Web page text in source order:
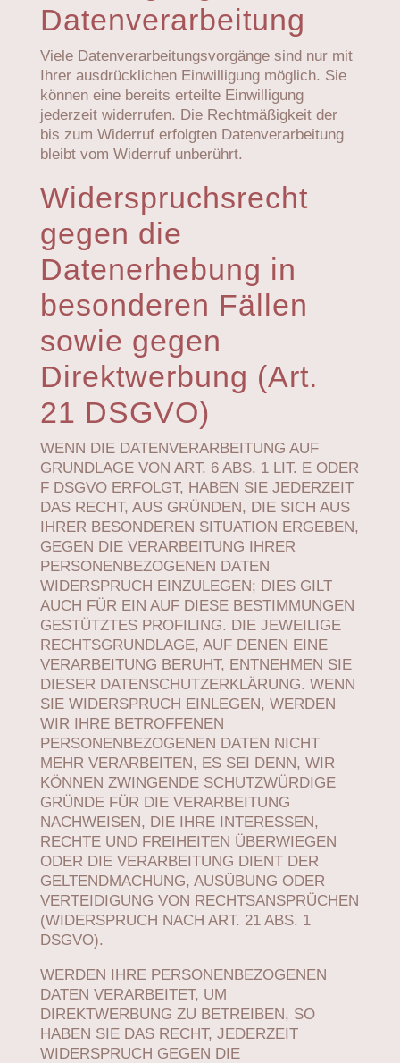
Datenverarbeitung
Viele Datenverarbeitungsvorgänge sind nur mit
Ihrer ausdrücklichen Einwilligung möglich. Sie
können eine bereits erteilte Einwilligung
jederzeit widerrufen. Die Rechtmäßigkeit der
bis zum Widerruf erfolgten Datenverarbeitung
bleibt vom Widerruf unberührt.
Widerspruchsrecht
gegen die
Datenerhebung in
besonderen Fällen
sowie gegen
Direktwerbung (Art.
21 DSGVO)
WENN DIE DATENVERARBEITUNG AUF
GRUNDLAGE VON ART. 6 ABS. 1 LIT. E ODER
F DSGVO ERFOLGT, HABEN SIE JEDERZEIT
DAS RECHT, AUS GRÜNDEN, DIE SICH AUS
IHRER BESONDEREN SITUATION ERGEBEN,
GEGEN DIE VERARBEITUNG IHRER
PERSONENBEZOGENEN DATEN
WIDERSPRUCH EINZULEGEN; DIES GILT
AUCH FÜR EIN AUF DIESE BESTIMMUNGEN
GESTÜTZTES PROFILING. DIE JEWEILIGE
RECHTSGRUNDLAGE, AUF DENEN EINE
VERARBEITUNG BERUHT, ENTNEHMEN SIE
DIESER DATENSCHUTZERKLÄRUNG. WENN
SIE WIDERSPRUCH EINLEGEN, WERDEN
WIR IHRE BETROFFENEN
PERSONENBEZOGENEN DATEN NICHT
MEHR VERARBEITEN, ES SEI DENN, WIR
KÖNNEN ZWINGENDE SCHUTZWÜRDIGE
GRÜNDE FÜR DIE VERARBEITUNG
NACHWEISEN, DIE IHRE INTERESSEN,
RECHTE UND FREIHEITEN ÜBERWIEGEN
ODER DIE VERARBEITUNG DIENT DER
GELTENDMACHUNG, AUSÜBUNG ODER
VERTEIDIGUNG VON RECHTSANSPRÜCHEN
(WIDERSPRUCH NACH ART. 21 ABS. 1
DSGVO).
WERDEN IHRE PERSONENBEZOGENEN
DATEN VERARBEITET, UM
DIREKTWERBUNG ZU BETREIBEN, SO
HABEN SIE DAS RECHT, JEDERZEIT
WIDERSPRUCH GEGEN DIE